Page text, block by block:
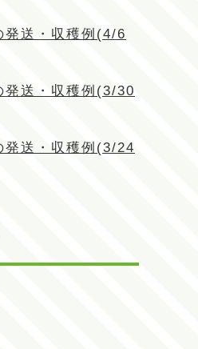
発送・収穫例(4/6
発送・収穫例(3/30
発送・収穫例(3/24